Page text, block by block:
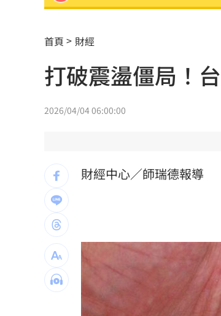
小鹿「亂撞」！八卦山5水鹿
曬內褲被噴精！人妻發現竟
昔營業中狂K曾沛慈挨轟 姚
白委竟拿阿公比喻脫膠原油
71歲「台版蘇志燮」認愛！
周杰倫被抹黑有私生子！杰
首頁 財經
打破震盪僵局！
2026/04/04 06:00:00
財經中心／師瑞德報導